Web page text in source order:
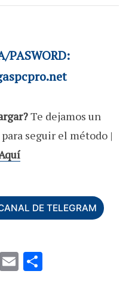
PASWORD:
Te dejamos un
seguir el método |
DE TELEGRAM
X E